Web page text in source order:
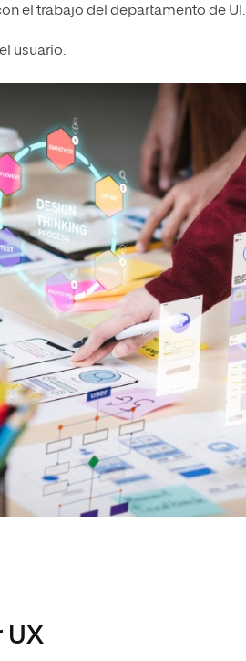
el trabajo del departamento de UI.
usuario.
UX